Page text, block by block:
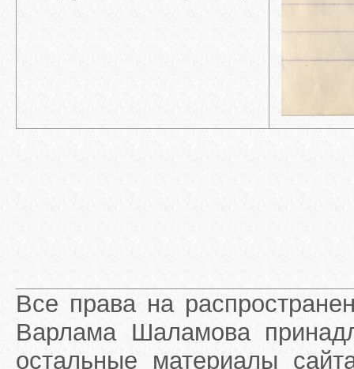
Все права на
Варлама Шаламова
остальные материалы